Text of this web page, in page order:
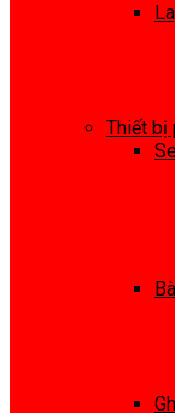
Thiết bị